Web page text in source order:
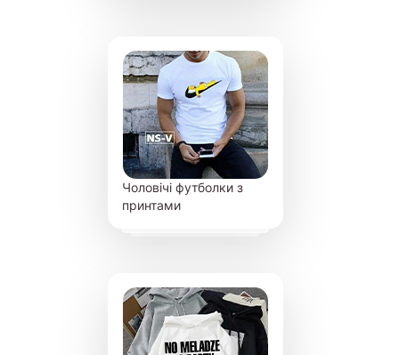
Чоловічі футболки з
принтами